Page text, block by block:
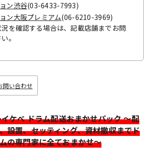
ン渋谷(03-6433-7993)
ン大阪プレミアム(06-6210-3969)
を確認する場合は、記載店舗までお問
。
問い合わせ
ケベ ドラム配送おまかせパック ～配
設置、セッティング、資材撤収までド
の専門家に全ておまかせ～